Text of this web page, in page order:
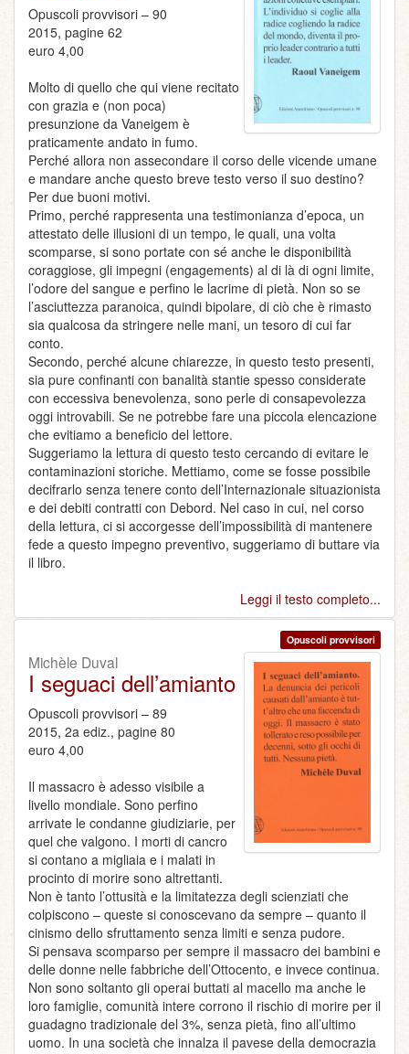
Opuscoli provvisori – 90
2015, pagine 62
euro 4,00
Molto di quello che qui viene recitato
con grazia e (non poca)
presunzione da Vaneigem è
praticamente andato in fumo.
Perché allora non assecondare il corso delle vicende umane
e mandare anche questo breve testo verso il suo destino?
Per due buoni motivi.
Primo, perché rappresenta una testimonianza d’epoca, un
attestato delle illusioni di un tempo, le quali, una volta
scomparse, si sono portate con sé anche le disponibilità
coraggiose, gli impegni (engagements) al di là di ogni limite,
l’odore del sangue e perfino le lacrime di pietà. Non so se
l’asciuttezza paranoica, quindi bipolare, di ciò che è rimasto
sia qualcosa da stringere nelle mani, un tesoro di cui far
conto.
Secondo, perché alcune chiarezze, in questo testo presenti,
sia pure confinanti con banalità stantie spesso considerate
con eccessiva benevolenza, sono perle di consapevolezza
oggi introvabili. Se ne potrebbe fare una piccola elencazione
che evitiamo a beneficio del lettore.
Suggeriamo la lettura di questo testo cercando di evitare le
contaminazioni storiche. Mettiamo, come se fosse possibile
decifrarlo senza tenere conto dell’Internazionale situazionista
e dei debiti contratti con Debord. Nel caso in cui, nel corso
della lettura, ci si accorgesse dell’impossibilità di mantenere
fede a questo impegno preventivo, suggeriamo di buttare via
il libro.
Leggi il testo completo...
Opuscoli provvisori
Michèle Duval
I seguaci dell’amianto
Opuscoli provvisori – 89
2015, 2a ediz., pagine 80
euro 4,00
Il massacro è adesso visibile a
livello mondiale. Sono perfino
arrivate le condanne giudiziarie, per
quel che valgono. I morti di cancro
si contano a migliaia e i malati in
procinto di morire sono altrettanti.
Non è tanto l’ottusità e la limitatezza degli scienziati che
colpiscono – queste si conoscevano da sempre – quanto il
cinismo dello sfruttamento senza limiti e senza pudore.
Si pensava scomparso per sempre il massacro dei bambini e
delle donne nelle fabbriche dell’Ottocento, e invece continua.
Non sono soltanto gli operai buttati al macello ma anche le
loro famiglie, comunità intere corrono il rischio di morire per il
guadagno tradizionale del 3%, senza pietà, fino all’ultimo
uomo. In una società che innalza il pavese della democrazia